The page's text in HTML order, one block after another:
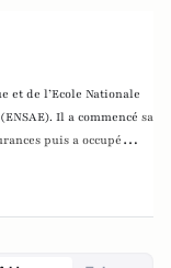
et de l’Ecole Nationale
Il a commencé sa
puis a occupé
(IGF), à la
du Trésor.